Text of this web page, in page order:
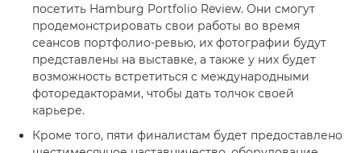
посетить Hamburg Portfolio Review. Они смогут
продемонстрировать свои работы во время
сеансов портфолио-ревью, их фотографии будут
представлены на выставке, а также у них будет
возможность встретиться с международными
фоторедакторами, чтобы дать толчок своей
карьере.
Кроме того, пяти финалистам будет предоставлено